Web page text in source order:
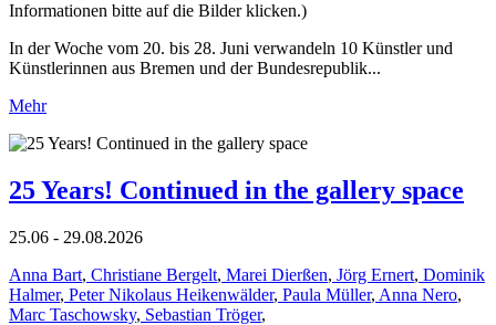
Informationen bitte auf die Bilder klicken.)
In der Woche vom 20. bis 28. Juni verwandeln 10 Künstler und
Künstlerinnen aus Bremen und der Bundesrepublik...
Mehr
25 Years! Continued in the gallery space
25.06 - 29.08.2026
Anna Bart, Christiane Bergelt, Marei Dierßen, Jörg Ernert, Dominik
Halmer, Peter Nikolaus Heikenwälder, Paula Müller, Anna Nero,
Marc Taschowsky, Sebastian Tröger,